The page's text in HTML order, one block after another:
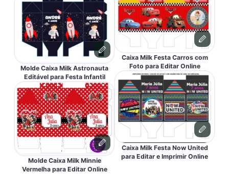
Molde Caixa Milk Astronauta
Editável para Festa Infantil
Molde Caixa Milk Minnie
Vermelha para Editar Online
Caixa Milk Festa Carros com
Foto para Editar Online
Caixa Milk Festa Now United
para Editar e Imprimir Online